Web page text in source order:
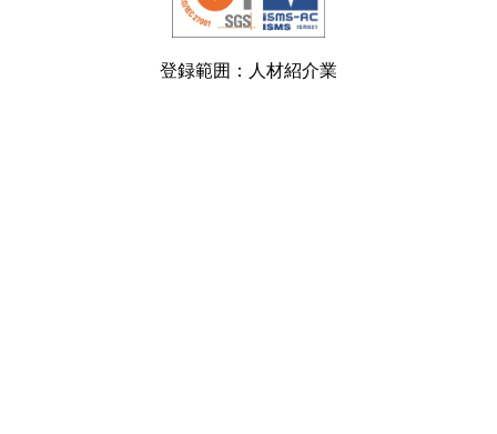
登録範囲：人材紹介業